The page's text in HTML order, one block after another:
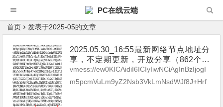
PC在线云端
首页 发表于2025-05的文章
2025.05.30_16:55最新网络节点地址分
享，不定期更新，开放分享（862个网
络免费节点香港|日本|韩国|新加坡|台湾|
马来西亚|美国|德国|澳大利亚|英国|法国|
vmess://ew0KICAidiI6ICIyIiwNCiAgInBzIjogI
m5pcmVuLm9yZ2Nsb3VkLmNsdWJf8J+Hrf